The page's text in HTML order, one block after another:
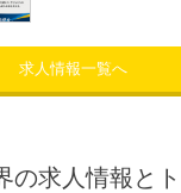
求人情報一覧へ
の求人情報と